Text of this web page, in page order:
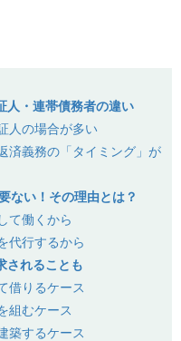
人・連帯債務者の違い
人の場合が多い
済義務の「タイミング」が
ない！その理由とは？
て働くから
代行するから
されることも
借りるケース
組むケース
築するケース